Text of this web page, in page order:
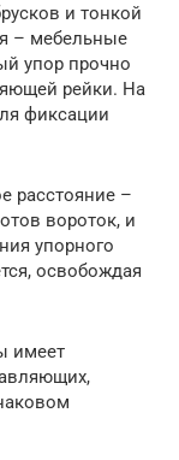
и тонкой
– мебельные
упор прочно
рейки. На
фиксации
расстояние –
вороток, и
упорного
освобождая
имеет